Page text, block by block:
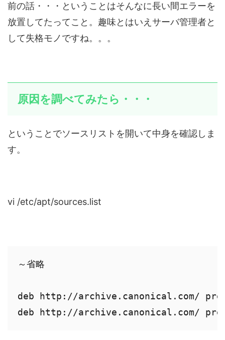
前の話・・・ということはそんなに長い間エラーを
放置してたってこと。趣味とはいえサーバ管理者と
して失格モノですね。。。
原因を調べてみたら・・・
ということでソースリストを開いて中身を確認しま
す。
vi /etc/apt/sources.list
～省略
deb http://archive.canonical.com/
deb http://archive.canonical.com/